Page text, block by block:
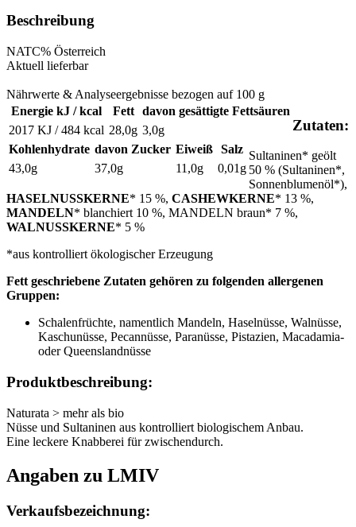
Beschreibung
NATC% Österreich
Aktuell lieferbar
Nährwerte & Analyseergebnisse bezogen auf 100 g
Energie kJ / kcal
2017 KJ / 484 kcal
Fett
28,0g
davon gesättigte Fettsäuren
3,0g
Kohlenhydrate
43,0g
davon Zucker
37,0g
Eiweiß
11,0g
Salz
0,01g
Zutaten:
Sultaninen* geölt
50 % (Sultaninen*,
Sonnenblumenöl*),
HASELNUSSKERNE* 15 %, CASHEWKERNE* 13 %,
MANDELN* blanchiert 10 %, MANDELN braun* 7 %,
WALNUSSKERNE* 5 %
*aus kontrolliert ökologischer Erzeugung
Fett geschriebene Zutaten gehören zu folgenden allergenen
Gruppen:
Schalenfrüchte, namentlich Mandeln, Haselnüsse, Walnüsse,
Kaschunüsse, Pecannüsse, Paranüsse, Pistazien, Macadamia-
oder Queenslandnüsse
Produktbeschreibung:
Naturata > mehr als bio
Nüsse und Sultaninen aus kontrolliert biologischem Anbau.
Eine leckere Knabberei für zwischendurch.
Angaben zu LMIV
Verkaufsbezeichnung: